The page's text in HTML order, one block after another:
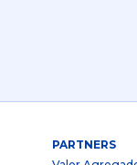
PARTNERS